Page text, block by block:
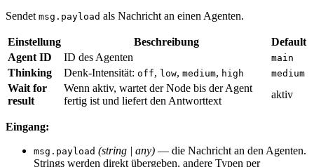
Sendet msg.payload als Nachricht an einen Agenten.
Einstellung Beschreibung
Default
Agent ID
ID des Agenten main
Thinking Denk-Intensität: off, low, medium, high medium
Wait for
result
Wenn aktiv, wartet der Node bis der Agent
fertig ist und liefert den Antworttext
aktiv
Eingang:
msg.payload (string | any) — die Nachricht an den Agenten.
Strings werden direkt übergeben, andere Typen per